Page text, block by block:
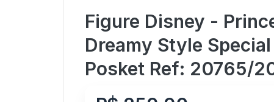
Figure Disney -
Dreamy Style
Posket Ref: 20765/